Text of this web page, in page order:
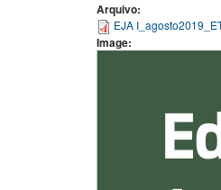
Arquivo:
EJA
Image: